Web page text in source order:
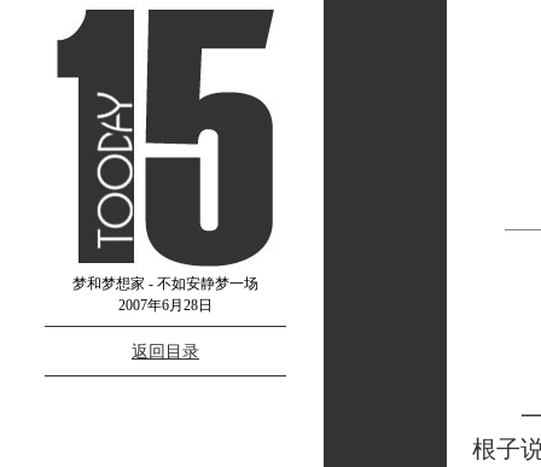
梦和梦想家 - 不如安静梦一场
2007年6月28日
返回目录
一
根子